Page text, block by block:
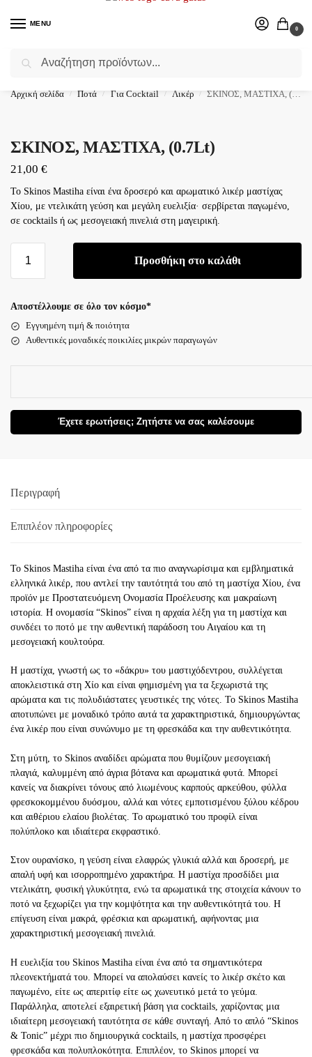
MENU
0
Επιλέξτε ένα δώρο για το αγαπημένο σας πρόσωπο.
Αρχική σελίδα / Ποτά / Για Cocktail / Λικέρ / ΣΚΙΝΟΣ, ΜΑΣΤΙΧΑ, (0.7Lt)
ΣΚΙΝΟΣ, ΜΑΣΤΙΧΑ, (0.7Lt)
21,00 €
Το Skinos Mastiha είναι ένα δροσερό και αρωματικό λικέρ μαστίχας
Χίου, με ντελικάτη γεύση και μεγάλη ευελιξία· σερβίρεται παγωμένο,
σε cocktails ή ως μεσογειακή πινελιά στη μαγειρική.
Προσθήκη στο καλάθι
Αποστέλλουμε σε όλο τον κόσμο*
Εγγυημένη τιμή & ποιότητα
Αυθεντικές μοναδικές ποικιλίες μικρών παραγωγών
Έχετε ερωτήσεις; Ζητήστε να σας καλέσουμε
Περιγραφή
Επιπλέον πληροφορίες
Το Skinos Mastiha είναι ένα από τα πιο αναγνωρίσιμα και εμβληματικά
ελληνικά λικέρ, που αντλεί την ταυτότητά του από τη μαστίχα Χίου, ένα
προϊόν με Προστατευόμενη Ονομασία Προέλευσης και μακραίωνη
ιστορία. Η ονομασία “Skinos” είναι η αρχαία λέξη για τη μαστίχα και
συνδέει το ποτό με την αυθεντική παράδοση του Αιγαίου και τη
μεσογειακή κουλτούρα.
Η μαστίχα, γνωστή ως το «δάκρυ» του μαστιχόδεντρου, συλλέγεται
αποκλειστικά στη Χίο και είναι φημισμένη για τα ξεχωριστά της
αρώματα και τις πολυδιάστατες γευστικές της νότες. Το Skinos Mastiha
αποτυπώνει με μοναδικό τρόπο αυτά τα χαρακτηριστικά, δημιουργώντας
ένα λικέρ που είναι συνώνυμο με τη φρεσκάδα και την αυθεντικότητα.
Στη μύτη, το Skinos αναδίδει αρώματα που θυμίζουν μεσογειακή
πλαγιά, καλυμμένη από άγρια βότανα και αρωματικά φυτά. Μπορεί
κανείς να διακρίνει τόνους από λιωμένους καρπούς αρκεύθου, φύλλα
φρεσκοκομμένου δυόσμου, αλλά και νότες εμποτισμένου ξύλου κέδρου
και αιθέριου ελαίου βιολέτας. Το αρωματικό του προφίλ είναι
πολύπλοκο και ιδιαίτερα εκφραστικό.
Στον ουρανίσκο, η γεύση είναι ελαφρώς γλυκιά αλλά και δροσερή, με
απαλή υφή και ισορροπημένο χαρακτήρα. Η μαστίχα προσδίδει μια
ντελικάτη, φυσική γλυκύτητα, ενώ τα αρωματικά της στοιχεία κάνουν το
ποτό να ξεχωρίζει για την κομψότητα και την αυθεντικότητά του. Η
επίγευση είναι μακρά, φρέσκια και αρωματική, αφήνοντας μια
χαρακτηριστική μεσογειακή πινελιά.
Η ευελιξία του Skinos Mastiha είναι ένα από τα σημαντικότερα
πλεονεκτήματά του. Μπορεί να απολαύσει κανείς το λικέρ σκέτο και
παγωμένο, είτε ως απεριτίφ είτε ως χωνευτικό μετά το γεύμα.
Παράλληλα, αποτελεί εξαιρετική βάση για cocktails, χαρίζοντας μια
ιδιαίτερη μεσογειακή ταυτότητα σε κάθε συνταγή. Από το απλό “Skinos
& Tonic” μέχρι πιο δημιουργικά cocktails, η μαστίχα προσφέρει
φρεσκάδα και πολυπλοκότητα. Επιπλέον, το Skinos μπορεί να